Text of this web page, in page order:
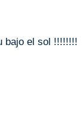
bajo el sol !!!!!!!!